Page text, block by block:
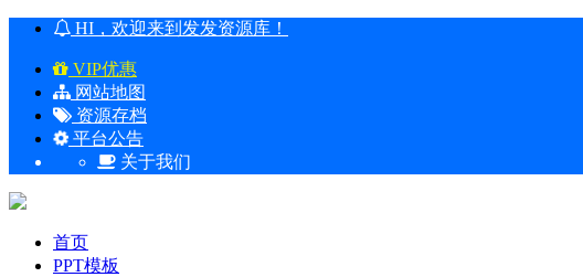
HI，欢迎来到发发资源库！
VIP优惠
网站地图
资源存档
平台公告
关于我们
首页
PPT模板